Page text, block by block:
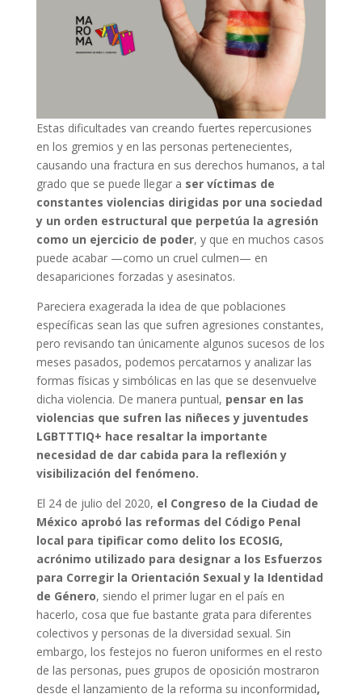
Estas dificultades van creando fuertes repercusiones
en los gremios y en las personas pertenecientes,
causando una fractura en sus derechos humanos, a tal
grado que se puede llegar a ser víctimas de
constantes violencias dirigidas por una sociedad
y un orden estructural que perpetúa la agresión
como un ejercicio de poder, y que en muchos casos
puede acabar —como un cruel culmen— en
desapariciones forzadas y asesinatos.
Pareciera exagerada la idea de que poblaciones
específicas sean las que sufren agresiones constantes,
pero revisando tan únicamente algunos sucesos de los
meses pasados, podemos percatarnos y analizar las
formas físicas y simbólicas en las que se desenvuelve
dicha violencia. De manera puntual, pensar en las
violencias que sufren las niñeces y juventudes
LGBTTTIQ+ hace resaltar la importante
necesidad de dar cabida para la reflexión y
visibilización del fenómeno.
El 24 de julio del 2020, el Congreso de la Ciudad de
México aprobó las reformas del Código Penal
local para tipificar como delito los ECOSIG,
acrónimo utilizado para designar a los Esfuerzos
para Corregir la Orientación Sexual y la Identidad
de Género, siendo el primer lugar en el país en
hacerlo, cosa que fue bastante grata para diferentes
colectivos y personas de la diversidad sexual. Sin
embargo, los festejos no fueron uniformes en el resto
de las personas, pues grupos de oposición mostraron
desde el lanzamiento de la reforma su inconformidad,